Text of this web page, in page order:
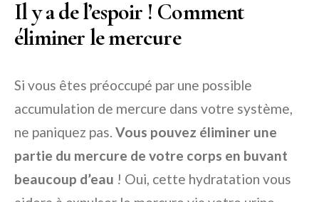
Il y a de l’espoir ! Comment
éliminer le mercure
Si vous êtes préoccupé par une possible
accumulation de mercure dans votre système,
ne paniquez pas. Vous pouvez éliminer une
partie du mercure de votre corps en buvant
beaucoup d’eau ! Oui, cette hydratation vous